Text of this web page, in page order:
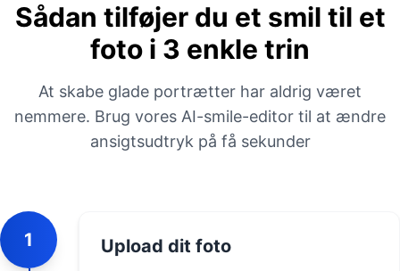
Sådan tilføjer du et smil til et
foto i 3 enkle trin
At skabe glade portrætter har aldrig været
nemmere. Brug vores AI-smile-editor til at ændre
ansigtsudtryk på få sekunder
1 Upload dit foto